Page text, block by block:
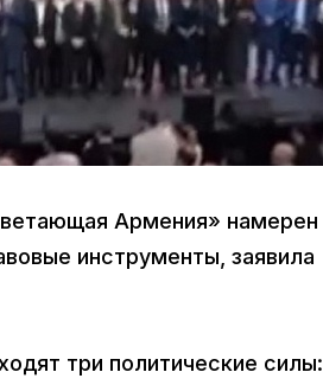
Армения» намерен
инструменты, заявила
три политические силы: